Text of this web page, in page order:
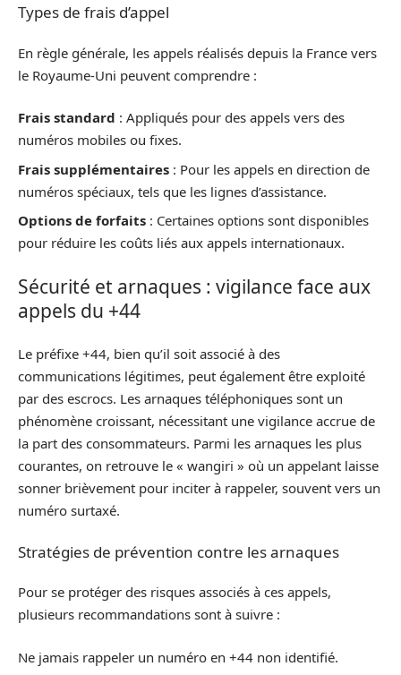
Types de frais d’appel
En règle générale, les appels réalisés depuis la France vers
le Royaume-Uni peuvent comprendre :
Frais standard : Appliqués pour des appels vers des
numéros mobiles ou fixes.
Frais supplémentaires : Pour les appels en direction de
numéros spéciaux, tels que les lignes d’assistance.
Options de forfaits : Certaines options sont disponibles
pour réduire les coûts liés aux appels internationaux.
Sécurité et arnaques : vigilance face aux
appels du +44
Le préfixe +44, bien qu’il soit associé à des
communications légitimes, peut également être exploité
par des escrocs. Les arnaques téléphoniques sont un
phénomène croissant, nécessitant une vigilance accrue de
la part des consommateurs. Parmi les arnaques les plus
courantes, on retrouve le « wangiri » où un appelant laisse
sonner brièvement pour inciter à rappeler, souvent vers un
numéro surtaxé.
Stratégies de prévention contre les arnaques
Pour se protéger des risques associés à ces appels,
plusieurs recommandations sont à suivre :
Ne jamais rappeler un numéro en +44 non identifié.